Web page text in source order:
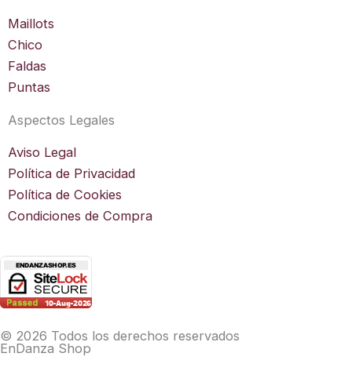
Maillots
Chico
Faldas
Puntas
Aspectos Legales
Aviso Legal
Política de Privacidad
Política de Cookies
Condiciones de Compra
© 2026 Todos los derechos reservados
EnDanza Shop